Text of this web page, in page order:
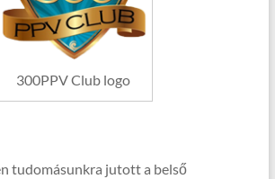
300PPV Club logo
tudomásunkra jutott a belső